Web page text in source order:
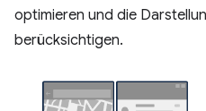
optimieren und die
berücksichtigen.